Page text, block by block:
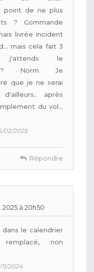
point de ne plus
? Commande
livrée incident
mais cela fait 3
j'attends le
? Norm Je
que je ne serai
après
du vol...
02/2025
Répondre
2025 à 20h50
le calendrier
non
2024